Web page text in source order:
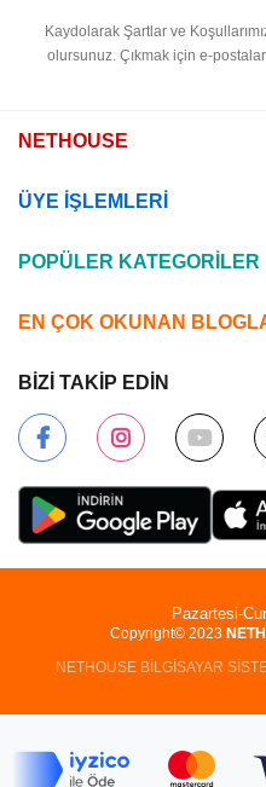
Kaydolarak Şartlar ve
olursunuz. Çıkmak için e-
NETHOUSE
ÜYE İŞLEMLERİ
POPÜLER KATEGORİLER
EN ÇOK OKUNAN
BİZİ TAKİP EDİN
Copyright© 2023
NETHOUSE BİLGİSAYAR
Pazartesi-